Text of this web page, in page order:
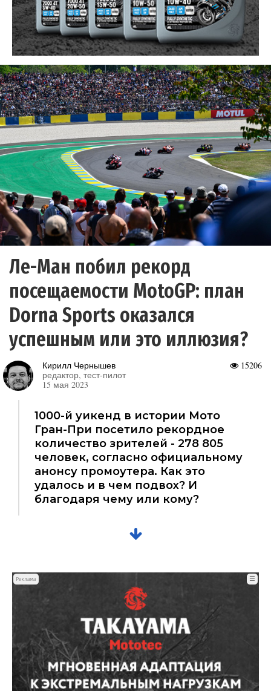
Ле-Ман побил рекорд
посещаемости MotoGP: план
Dorna Sports оказался
успешным или это иллюзия?
15206
Кирилл Чернышев
редактор, тест-пилот
15 мая 2023
1000-й уикенд в истории Мото
Гран-При посетило рекордное
количество зрителей - 278 805
человек, согласно официальному
анонсу промоутера. Как это
удалось и в чем подвох? И
благодаря чему или кому?
Реклама ☰